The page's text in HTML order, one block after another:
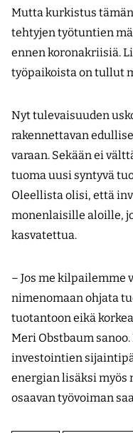
Mutta kurkistus
tehtyjen työtuntien
ennen koronakriisiä.
työpaikoista on tullut
Nyt tulevaisuuden
rakennettavan
varaan. Sekään ei
tuoma uusi syntyvä
Oleellista olisi, että
monenlaisille aloille,
kasvatettua.
– Jos me kilpailemme
nimenomaan ohjata
tuotantoon eikä
Meri Obstbaum
investointien
energian lisäksi myös
osaavan työvoiman